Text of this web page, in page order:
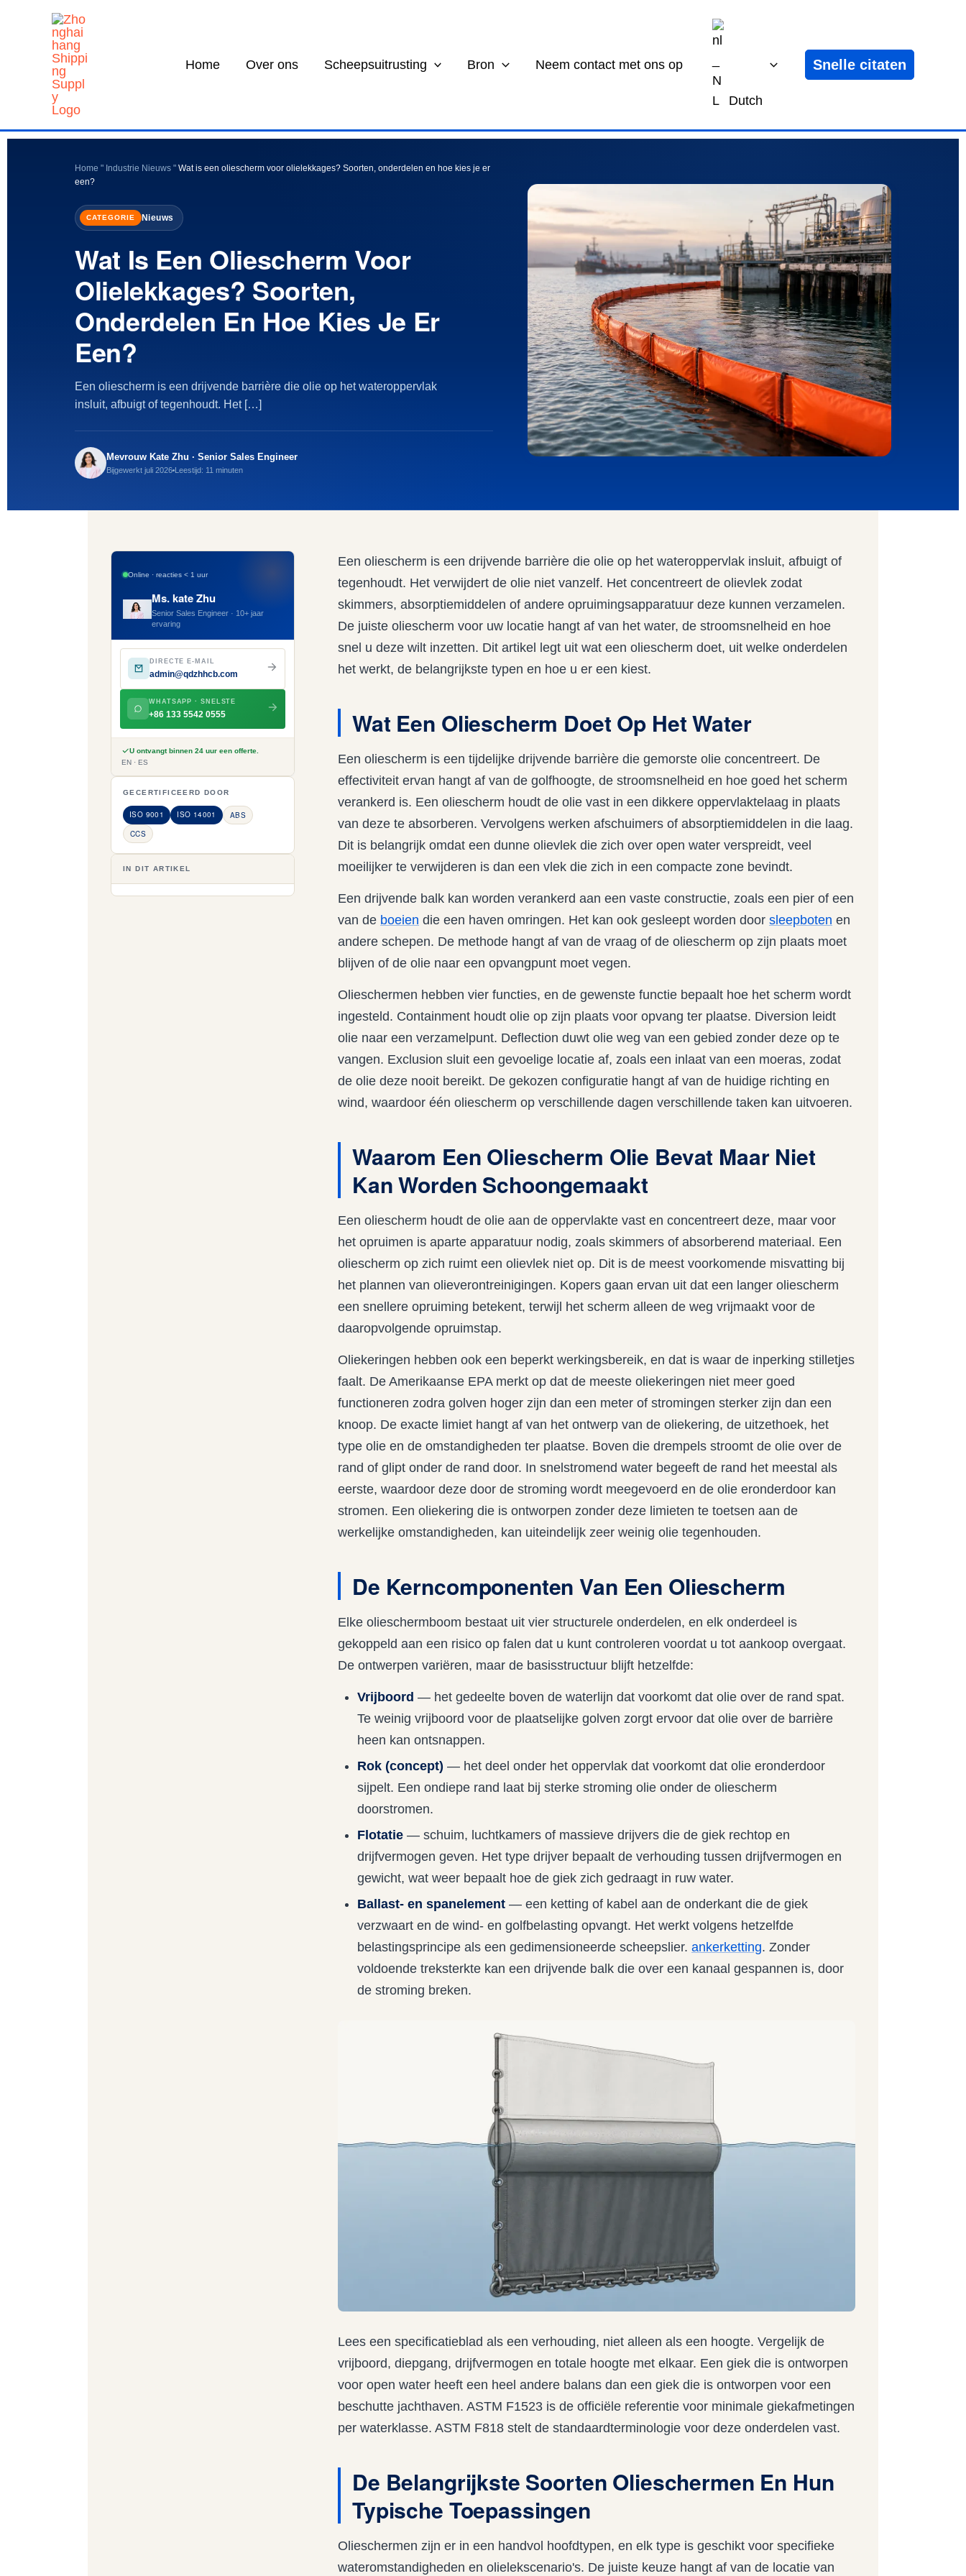
Overslaan
Home
Over ons Scheepsuitrusting Bron Neem contact met ons op
Dutch
Snelle citaten
Home " Industrie Nieuws " Wat is een oliescherm voor olielekkages? Soorten, onderdelen en hoe kies je er
een?
CATEGORIE Nieuws
Wat Is Een Oliescherm Voor
Olielekkages? Soorten,
Onderdelen En Hoe Kies Je Er
Een?
Een oliescherm is een drijvende barrière die olie op het wateroppervlak
insluit, afbuigt of tegenhoudt. Het […]
Mevrouw Kate Zhu · Senior Sales Engineer
Bijgewerkt juli 2026 Leestijd: 11 minuten
Online · reacties < 1 uur
Ms. kate Zhu
Senior Sales Engineer · 10+ jaar
ervaring
DIRECTE E-MAIL
admin@qdzhhcb.com
WHATSAPP · SNELSTE
+86 133 5542 0555
U ontvangt binnen 24 uur een offerte.
EN · ES
GECERTIFICEERD DOOR
ISO 9001 ISO 14001
ABS
CCS
IN DIT ARTIKEL
Een oliescherm is een drijvende barrière die olie op het wateroppervlak insluit, afbuigt of
tegenhoudt. Het verwijdert de olie niet vanzelf. Het concentreert de olievlek zodat
skimmers, absorptiemiddelen of andere opruimingsapparatuur deze kunnen verzamelen.
De juiste oliescherm voor uw locatie hangt af van het water, de stroomsnelheid en hoe
snel u deze wilt inzetten. Dit artikel legt uit wat een oliescherm doet, uit welke onderdelen
het werkt, de belangrijkste typen en hoe u er een kiest.
Wat Een Oliescherm Doet Op Het Water
Een oliescherm is een tijdelijke drijvende barrière die gemorste olie concentreert. De
effectiviteit ervan hangt af van de golfhoogte, de stroomsnelheid en hoe goed het scherm
verankerd is. Een oliescherm houdt de olie vast in een dikkere oppervlaktelaag in plaats
van deze te absorberen. Vervolgens werken afschuimers of absorptiemiddelen in die laag.
Dit is belangrijk omdat een dunne olievlek die zich over open water verspreidt, veel
moeilijker te verwijderen is dan een vlek die zich in een compacte zone bevindt.
Een drijvende balk kan worden verankerd aan een vaste constructie, zoals een pier of een
van de boeien die een haven omringen. Het kan ook gesleept worden door sleepboten en
andere schepen. De methode hangt af van de vraag of de oliescherm op zijn plaats moet
blijven of de olie naar een opvangpunt moet vegen.
Olieschermen hebben vier functies, en de gewenste functie bepaalt hoe het scherm wordt
ingesteld. Containment houdt olie op zijn plaats voor opvang ter plaatse. Diversion leidt
olie naar een verzamelpunt. Deflection duwt olie weg van een gebied zonder deze op te
vangen. Exclusion sluit een gevoelige locatie af, zoals een inlaat van een moeras, zodat
de olie deze nooit bereikt. De gekozen configuratie hangt af van de huidige richting en
wind, waardoor één oliescherm op verschillende dagen verschillende taken kan uitvoeren.
Waarom Een Oliescherm Olie Bevat Maar Niet
Kan Worden Schoongemaakt
Een oliescherm houdt de olie aan de oppervlakte vast en concentreert deze, maar voor
het opruimen is aparte apparatuur nodig, zoals skimmers of absorberend materiaal. Een
oliescherm op zich ruimt een olievlek niet op. Dit is de meest voorkomende misvatting bij
het plannen van olieverontreinigingen. Kopers gaan ervan uit dat een langer oliescherm
een snellere opruiming betekent, terwijl het scherm alleen de weg vrijmaakt voor de
daaropvolgende opruimstap.
Oliekeringen hebben ook een beperkt werkingsbereik, en dat is waar de inperking stilletjes
faalt. De Amerikaanse EPA merkt op dat de meeste oliekeringen niet meer goed
functioneren zodra golven hoger zijn dan een meter of stromingen sterker zijn dan een
knoop. De exacte limiet hangt af van het ontwerp van de oliekering, de uitzethoek, het
type olie en de omstandigheden ter plaatse. Boven die drempels stroomt de olie over de
rand of glipt onder de rand door. In snelstromend water begeeft de rand het meestal als
eerste, waardoor deze door de stroming wordt meegevoerd en de olie eronderdoor kan
stromen. Een oliekering die is ontworpen zonder deze limieten te toetsen aan de
werkelijke omstandigheden, kan uiteindelijk zeer weinig olie tegenhouden.
De Kerncomponenten Van Een Oliescherm
Elke olieschermboom bestaat uit vier structurele onderdelen, en elk onderdeel is
gekoppeld aan een risico op falen dat u kunt controleren voordat u tot aankoop overgaat.
De ontwerpen variëren, maar de basisstructuur blijft hetzelfde:
Vrijboord — het gedeelte boven de waterlijn dat voorkomt dat olie over de rand spat.
Te weinig vrijboord voor de plaatselijke golven zorgt ervoor dat olie over de barrière
heen kan ontsnappen.
Rok (concept) — het deel onder het oppervlak dat voorkomt dat olie eronderdoor
sijpelt. Een ondiepe rand laat bij sterke stroming olie onder de oliescherm
doorstromen.
Flotatie — schuim, luchtkamers of massieve drijvers die de giek rechtop en
drijfvermogen geven. Het type drijver bepaalt de verhouding tussen drijfvermogen en
gewicht, wat weer bepaalt hoe de giek zich gedraagt in ruw water.
Ballast- en spanelement — een ketting of kabel aan de onderkant die de giek
verzwaart en de wind- en golfbelasting opvangt. Het werkt volgens hetzelfde
belastingsprincipe als een gedimensioneerde scheepslier. ankerketting. Zonder
voldoende treksterkte kan een drijvende balk die over een kanaal gespannen is, door
de stroming breken.
Lees een specificatieblad als een verhouding, niet alleen als een hoogte. Vergelijk de
vrijboord, diepgang, drijfvermogen en totale hoogte met elkaar. Een giek die is ontworpen
voor open water heeft een heel andere balans dan een giek die is ontworpen voor een
beschutte jachthaven. ASTM F1523 is de officiële referentie voor minimale giekafmetingen
per waterklasse. ASTM F818 stelt de standaardterminologie voor deze onderdelen vast.
De Belangrijkste Soorten Olieschermen En Hun
Typische Toepassingen
Olieschermen zijn er in een handvol hoofdtypen, en elk type is geschikt voor specifieke
wateromstandigheden en olielekscenario's. De juiste keuze hangt af van de locatie van